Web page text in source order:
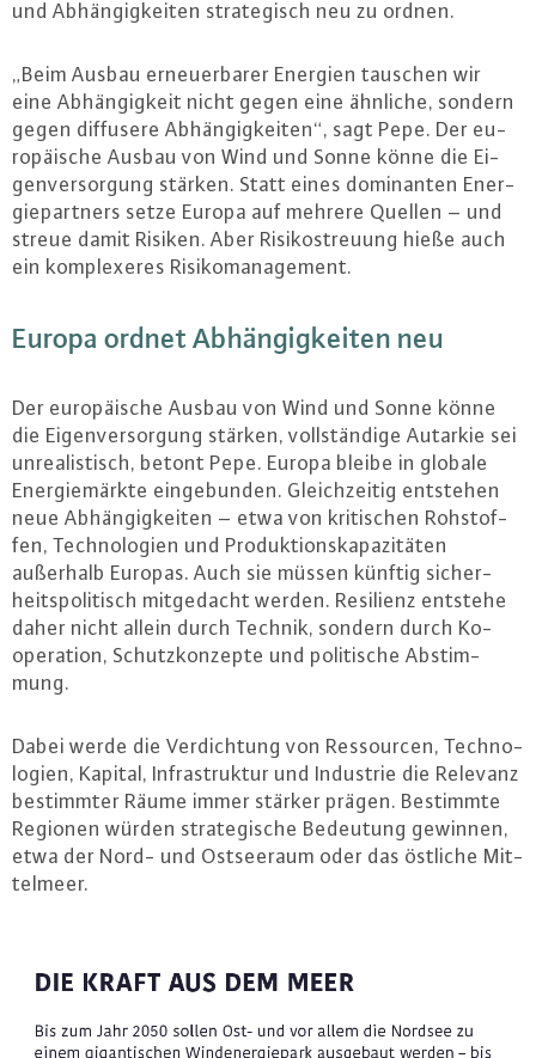
und Ab­hän­gig­kei­ten stra­te­gisch neu zu ordnen.
„Beim Ausbau er­neu­er­ba­rer Energien tauschen wir
eine Ab­hän­gig­keit nicht gegen eine ähnliche, sondern
gegen diffusere Ab­hän­gig­kei­ten“, sagt Pepe. Der eu­
ro­päi­sche Ausbau von Wind und Sonne könne die Ei­
gen­ver­sor­gung stärken. Statt eines do­mi­nan­ten En­er­
gie­part­ners setze Europa auf mehrere Quellen – und
streue damit Risiken. Aber Ri­si­ko­streu­ung hieße auch
ein kom­ple­xe­res Ri­si­ko­ma­nage­ment.
Europa ordnet Ab­hän­gig­kei­ten neu
Der eu­ro­päi­sche Ausbau von Wind und Sonne könne
die Ei­gen­ver­sor­gung stärken, voll­stän­di­ge Autarkie sei
un­rea­lis­tisch, betont Pepe. Europa bleibe in globale
En­er­gie­märk­te ein­ge­bun­den. Gleich­zei­tig entstehen
neue Ab­hän­gig­kei­ten – etwa von kri­ti­schen Roh­stof­
fen, Tech­no­lo­gi­en und Pro­duk­ti­ons­ka­pa­zi­tä­ten
außerhalb Europas. Auch sie müssen künftig si­cher­
heits­po­li­tisch mit­ge­dacht werden. Resilienz entstehe
daher nicht allein durch Technik, sondern durch Ko­
ope­ra­ti­on, Schutz­kon­zep­te und po­li­ti­sche Ab­stim­
mung.
Dabei werde die Ver­dich­tung von Res­sour­cen, Tech­no­
lo­gi­en, Kapital, In­fra­struk­tur und Industrie die Relevanz
be­stimm­ter Räume immer stärker prägen. Bestimmte
Regionen würden stra­te­gi­sche Bedeutung gewinnen,
etwa der Nord- und Ost­see­raum oder das östliche Mit­
tel­meer.